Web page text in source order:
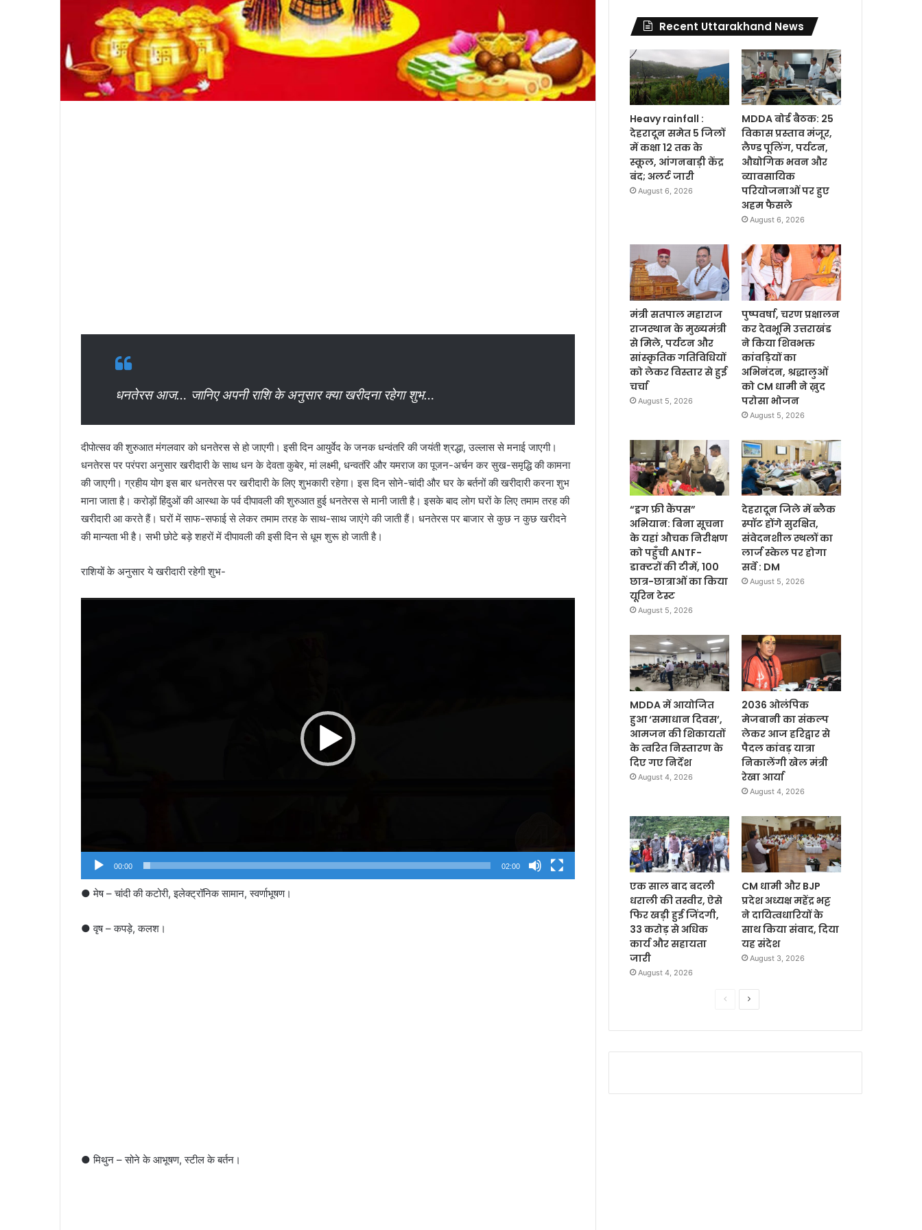
धनतेरस आज… जानिए अपनी राशि के अनुसार क्या खरीदना रहेगा शुभ…
दीपोत्सव की शुरुआत मंगलवार को धनतेरस से हो जाएगी। इसी दिन आयुर्वेद के जनक धन्वंतरि की जयंती श्रद्धा, उल्लास से मनाई जाएगी।
धनतेरस पर परंपरा अनुसार खरीदारी के साथ धन के देवता कुबेर, मां लक्ष्मी, धन्वतंरि और यमराज का पूजन-अर्चन कर सुख-समृद्धि की कामना
की जाएगी। ग्रहीय योग इस बार धनतेरस पर खरीदारी के लिए शुभकारी रहेगा। इस दिन सोने-चांदी और घर के बर्तनों की खरीदारी करना शुभ
माना जाता है। करोड़ों हिंदुओं की आस्था के पर्व दीपावली की शुरुआत हुई धनतेरस से मानी जाती है। इसके बाद लोग घरों के लिए तमाम तरह की
खरीदारी आ करते हैं। घरों में साफ-सफाई से लेकर तमाम तरह के साथ-साथ जाएंगे की जाती हैं। धनतेरस पर बाजार से कुछ न कुछ खरीदने
की मान्यता भी है। सभी छोटे बड़े शहरों में दीपावली की इसी दिन से धूम शुरू हो जाती है।
राशियों के अनुसार ये खरीदारी रहेगी शुभ-
00:00 02:00
● मेष – चांदी की कटोरी, इलेक्ट्रॉनिक सामान, स्वर्णाभूषण।
● वृष – कपड़े, कलश।
● मिथुन – सोने के आभूषण, स्टील के बर्तन।
Recent Uttarakhand News
Heavy rainfall :
देहरादून समेत 5 जिलों
में कक्षा 12 तक के
स्कूल, आंगनबाड़ी केंद्र
बंद; अलर्ट जारी
August 6, 2026
MDDA बोर्ड बैठक: 25
विकास प्रस्ताव मंजूर,
लैण्ड पूलिंग, पर्यटन,
औद्योगिक भवन और
व्यावसायिक
परियोजनाओं पर हुए
अहम फैसले
August 6, 2026
मंत्री सतपाल महाराज
राजस्थान के मुख्यमंत्री
से मिले, पर्यटन और
सांस्कृतिक गतिविधियों
को लेकर विस्तार से हुई
चर्चा
August 5, 2026
पुष्पवर्षा, चरण प्रक्षालन
कर देवभूमि उत्तराखंड
ने किया शिवभक्त
कांवड़ियों का
अभिनंदन, श्रद्धालुओं
को CM धामी ने ख़ुद
परोसा भोजन
August 5, 2026
“ड्रग फ्री कैंपस”
अभियान: बिना सूचना
के यहां औचक निरीक्षण
को पहुँची ANTF-
डाक्टरों की टीमें, 100
छात्र-छात्राओं का किया
यूरिन टेस्ट
August 5, 2026
देहरादून जिले में ब्लैक
स्पॉट होंगे सुरक्षित,
संवेदनशील स्थलों का
लार्ज स्केल पर होगा
सर्वे : DM
August 5, 2026
MDDA में आयोजित
हुआ ‘समाधान दिवस’,
आमजन की शिकायतों
के त्वरित निस्तारण के
दिए गए निर्देश
August 4, 2026
2036 ओलंपिक
मेजबानी का संकल्प
लेकर आज हरिद्वार से
पैदल कांवड़ यात्रा
निकालेंगी खेल मंत्री
रेखा आर्या
August 4, 2026
एक साल बाद बदली
धराली की तस्वीर, ऐसे
फिर खड़ी हुई जिंदगी,
33 करोड़ से अधिक
कार्य और सहायता
जारी
August 4, 2026
CM धामी और BJP
प्रदेश अध्यक्ष महेंद्र भट्ट
ने दायित्वधारियों के
साथ किया संवाद, दिया
यह संदेश
August 3, 2026
o
a